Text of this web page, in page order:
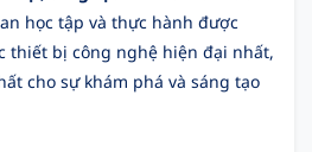
học tập và thực hành được
thiết bị công nghệ hiện đại nhất,
cho sự khám phá và sáng tạo